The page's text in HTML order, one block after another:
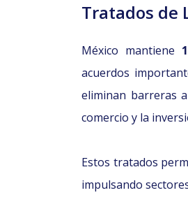
Tratados de
México mantiene
acuerdos
eliminan barreras
comercio y la
Estos tratados
impulsando